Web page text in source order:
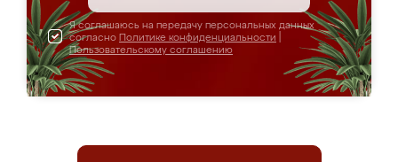
Я соглашаюсь на передачу персональных данных
согласно Политике конфиденциальности
Пользовательскому соглашению